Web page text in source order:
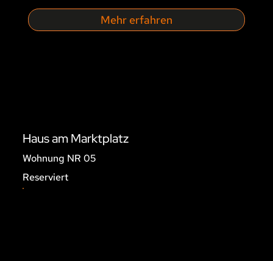
Mehr erfahren
Haus am Marktplatz
Wohnung NR 05
Reserviert